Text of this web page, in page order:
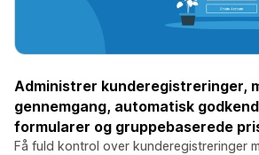
Administrer kunderegistreringer,
gennemgang, automatisk
formularer og gruppebaserede
Få fuld kontrol over kunderegistreringer